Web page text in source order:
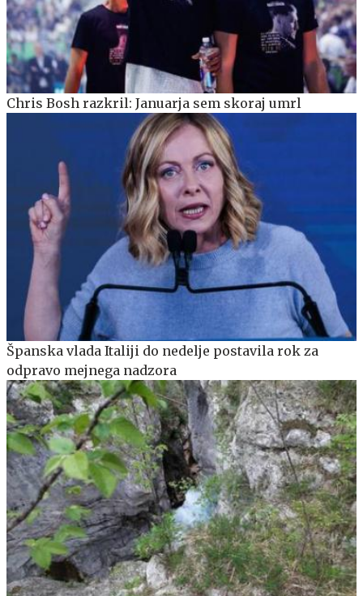
Chris Bosh razkril: Januarja sem skoraj umrl
Španska vlada Italiji do nedelje postavila rok za
odpravo mejnega nadzora